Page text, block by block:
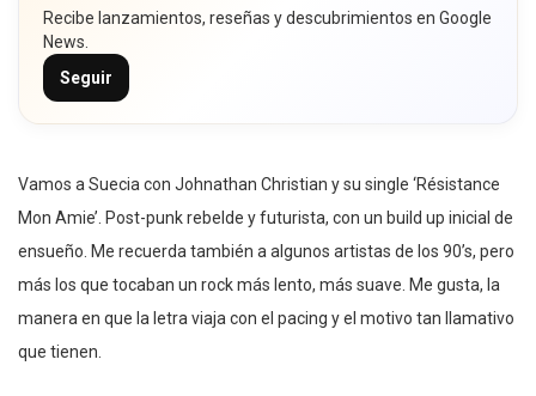
Recibe lanzamientos, reseñas y descubrimientos en Google
News.
Seguir
Vamos a Suecia con Johnathan Christian y su single ‘Résistance
Mon Amie’. Post-punk rebelde y futurista, con un build up inicial de
ensueño. Me recuerda también a algunos artistas de los 90’s, pero
más los que tocaban un rock más lento, más suave. Me gusta, la
manera en que la letra viaja con el pacing y el motivo tan llamativo
que tienen.